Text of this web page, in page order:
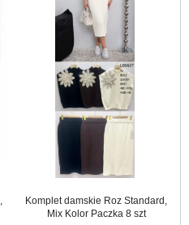
Komplet damskie Roz Standard,
Mix Kolor Paczka 8 szt